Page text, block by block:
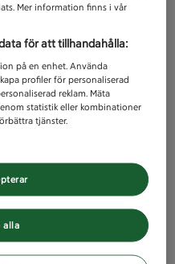
Mer information finns i vår
för att tillhandahålla:
på en enhet. Använda
profiler för personaliserad
reklam. Mäta
statistik eller kombinationer
tjänster.
alla